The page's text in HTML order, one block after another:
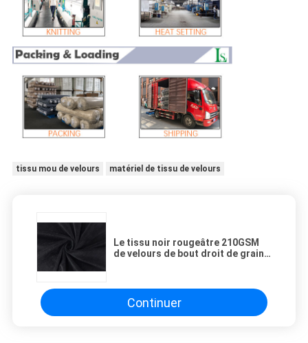
tissu mou de velours matériel de tissu de velours
Le tissu noir rougeâtre 210GSM
de velours de bout droit de grain a
Continuer